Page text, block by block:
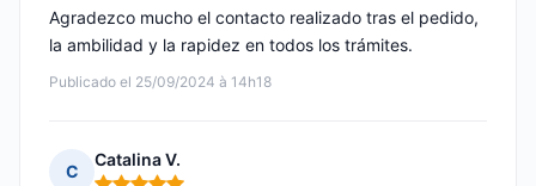
Publicado el 25/09/2024 à 14h18
Agradezco mucho el contacto realizado tras el pedido,
la ambilidad y la rapidez en todos los trámites.
C
Catalina V.